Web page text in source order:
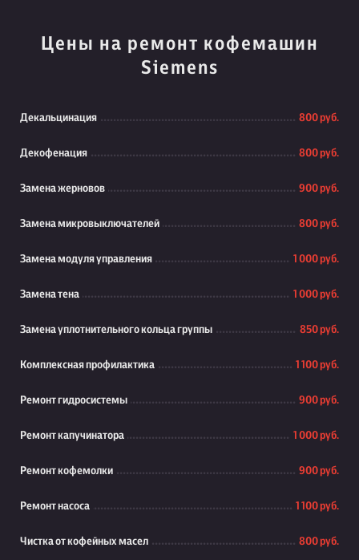
Цены на ремонт кофемашин
Siemens
Декальцинация 800 руб.
Декофенация 800 руб.
Замена жерновов 900 руб.
Замена микровыключателей 800 руб.
Замена модуля управления 1 000 руб.
Замена тена 1 000 руб.
Замена уплотнительного кольца группы 850 руб.
Комплексная профилактика 1 100 руб.
Ремонт гидросистемы 900 руб.
Ремонт капучинатора 1 000 руб.
Ремонт кофемолки 900 руб.
Ремонт насоса 1 100 руб.
Чистка от кофейных масел 800 руб.